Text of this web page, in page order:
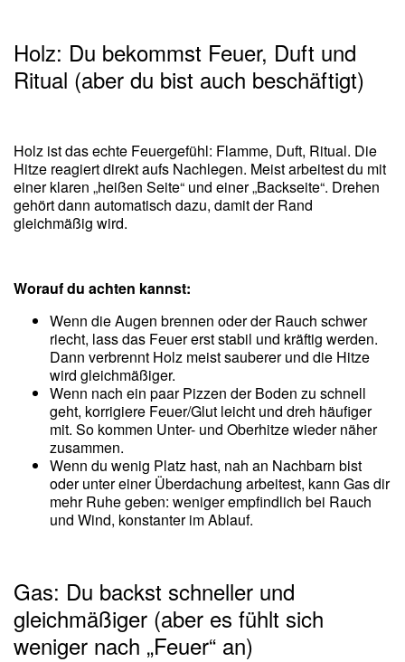
Holz: Du bekommst Feuer, Duft und
Ritual (aber du bist auch beschäftigt)
Holz ist das echte Feuergefühl: Flamme, Duft, Ritual. Die
Hitze reagiert direkt aufs Nachlegen. Meist arbeitest du mit
einer klaren „heißen Seite“ und einer „Backseite“. Drehen
gehört dann automatisch dazu, damit der Rand
gleichmäßig wird.
Worauf du achten kannst:
Wenn die Augen brennen oder der Rauch schwer
riecht, lass das Feuer erst stabil und kräftig werden.
Dann verbrennt Holz meist sauberer und die Hitze
wird gleichmäßiger.
Wenn nach ein paar Pizzen der Boden zu schnell
geht, korrigiere Feuer/Glut leicht und dreh häufiger
mit. So kommen Unter- und Oberhitze wieder näher
zusammen.
Wenn du wenig Platz hast, nah an Nachbarn bist
oder unter einer Überdachung arbeitest, kann Gas dir
mehr Ruhe geben: weniger empfindlich bei Rauch
und Wind, konstanter im Ablauf.
Gas: Du backst schneller und
gleichmäßiger (aber es fühlt sich
weniger nach „Feuer“ an)